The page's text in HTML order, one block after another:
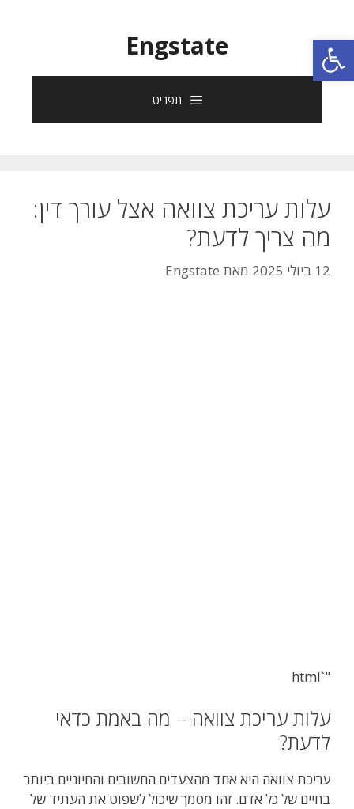
פתח סרגל נגישות Engstate
תפריט
עלות עריכת צוואה אצל עורך דין:
מה צריך לדעת?
12 ביולי 2025 מאת Engstate
"`html
עלות עריכת צוואה – מה באמת כדאי
לדעת?
עריכת צוואה היא אחד מהצעדים החשובים והחיוניים ביותר
בחיים של כל אדם. זהו מסמך שיכול לשפוט את העתיד של